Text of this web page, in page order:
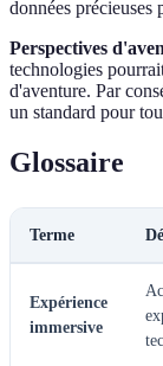
données précieuses
Perspectives
technologies
d'aventure. Par
un standard pour
Glossaire
Terme
Expérience
immersive